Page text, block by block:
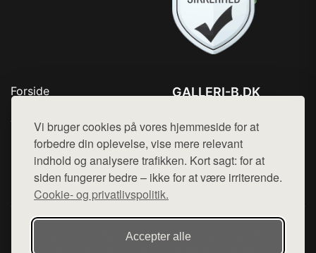
Vi bruger cookies på vores hjemmeside for at
forbedre din oplevelse, vise mere relevant
indhold og analysere trafikken. Kort sagt: for at
siden fungerer bedre – ikke for at være irriterende.
Cookie- og privatlivspolitik.
Accepter alle
Forside
Top Rabatter
Blog
Kontakt
GALLERI-B.DK
Mail: hej@want.dk
Cookie- og privatlivspolitik
Denne side er en del af want.dk, der udgiver en række